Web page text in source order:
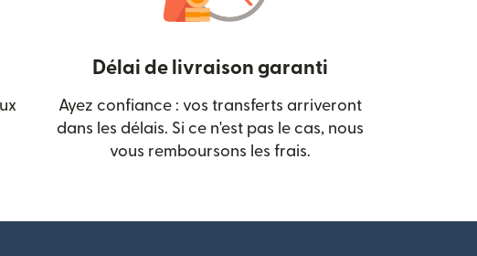
dans une nouvelle fenêtre)
Délai de livraison garanti
Ayez confiance : vos transferts arriveront
dans les délais. Si ce n'est pas le cas, nous
vous remboursons les frais.